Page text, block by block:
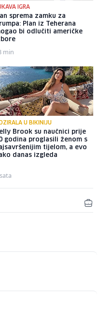
IGRA
sprema zamku za
Plan iz Teherana
bi odlučiti američke
min
U BIKINIJU
Brook su naučnici prije
godina proglasili ženom s
tijelom, a evo
danas izgleda